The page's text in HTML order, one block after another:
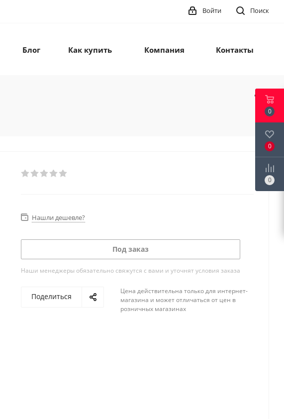
Поиск
Войти
Блог Как купить Компания Контакты
Нашли дешевле?
Под заказ
Наши менеджеры обязательно свяжутся с вами и уточнят условия заказа
Поделиться
Цена действительна только для интернет-
магазина и может отличаться от цен в
розничных магазинах
0
0
0